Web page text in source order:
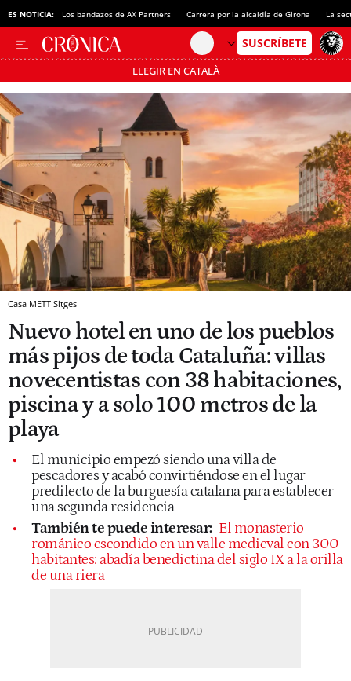
ES NOTICIA: Los bandazos de AX Partners Carrera por la alcaldía de Girona La
LLEGIR EN CATALÀ
Pásate al MODO AHORRO
Casa METT Sitges
Nuevo hotel en uno de los pueblos
más pijos de toda Cataluña: villas
novecentistas con 38 habitaciones,
piscina y a solo 100 metros de la
playa
El municipio empezó siendo una villa de
pescadores y acabó convirtiéndose en el lugar
predilecto de la burguesía catalana para establecer
una segunda residencia
También te puede interesar: El monasterio
románico escondido en un valle medieval con 300
habitantes: abadía benedictina del siglo IX a la orilla
de una riera